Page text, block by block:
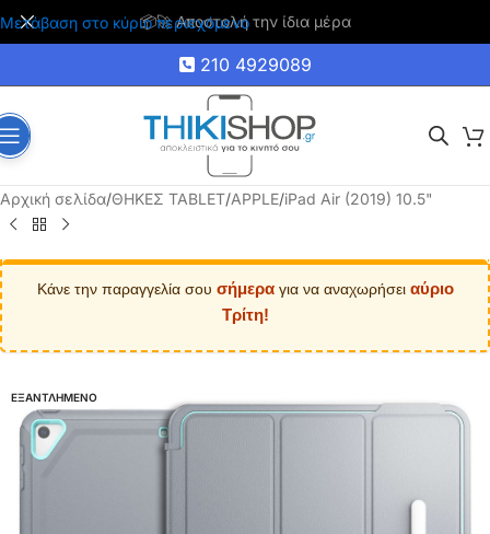
Μετάβαση στο κύριο περιεχόμενο
🚚 Δωρεάν μεταφορικά για αγορές άνω των 35€
210 4929089
Αρχική σελίδα/ΘΗΚΕΣ TABLET/APPLE/iPad Air (2019) 10.5"
Κάνε την παραγγελία σου σήμεραγια να αναχωρήσει αύριο
Τρίτη!
ΕΞΑΝΤΛΗΜΕΝΟ